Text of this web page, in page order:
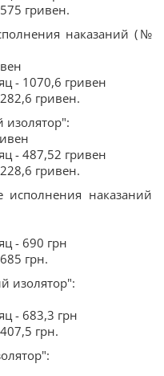
гривен.
наказаний (№
- 1070,6 гривен
гривен.
изолятор":
- 487,52 гривен
гривен.
наказаний
- 690 грн
грн.
изолятор":
- 683,3 грн
грн.